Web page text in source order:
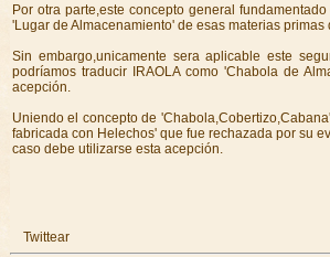
Por otra parte,este concepto general
'Lugar de Almacenamiento' de esas materias
Sin embargo,unicamente sera aplicable este
podríamos traducir IRAOLA como 'Chabola de
acepción.
Uniendo el concepto de
fabricada con Helechos' que fue rechazada por su
caso debe utilizarse esta acepción.
Twittear